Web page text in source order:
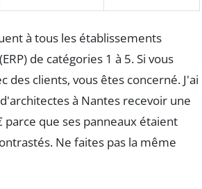
à tous les établissements
de catégories 1 à 5. Si vous
des clients, vous êtes concerné. J'ai
à Nantes recevoir une
parce que ses panneaux étaient
Ne faites pas la même